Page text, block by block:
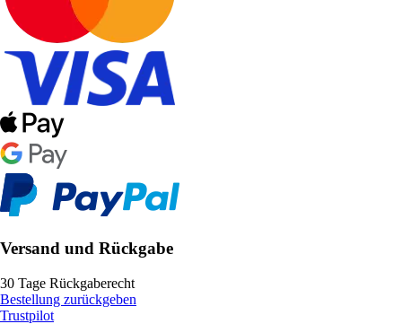
Versand und Rückgabe
30 Tage Rückgaberecht
Bestellung zurückgeben
Trustpilot